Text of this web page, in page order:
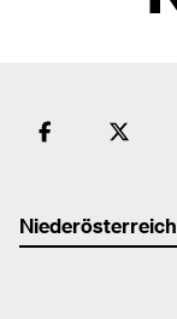
Niederösterreich